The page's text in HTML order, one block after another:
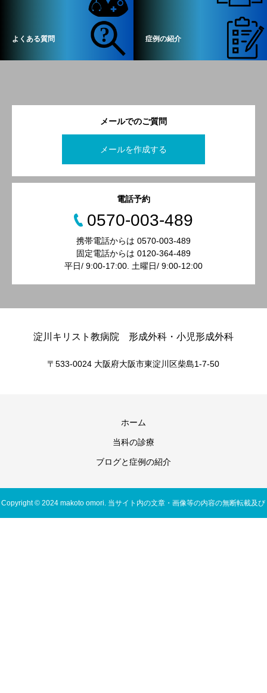
よくある質問 症例の紹介
メールでのご質問
メールを作成する
電話予約
0570-003-489
携帯電話からは 0570-003-489
固定電話からは 0120-364-489
平日/ 9:00-17:00. 土曜日/ 9:00-12:00
淀川キリスト教病院 形成外科・小児形成外科
〒533-0024 大阪府大阪市東淀川区柴島1-7-50
ホーム
当科の診療
ブログと症例の紹介
Copyright © 2024 makoto omori. 当サイト内の文章・画像等の内容の無断転載及び